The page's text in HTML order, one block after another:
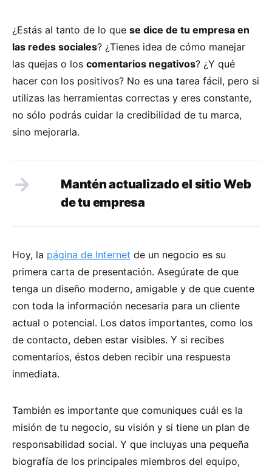
¿Estás al tanto de lo que se dice de tu empresa en
las redes sociales? ¿Tienes idea de cómo manejar
las quejas o los comentarios negativos? ¿Y qué
hacer con los positivos? No es una tarea fácil, pero si
utilizas las herramientas correctas y eres constante,
no sólo podrás cuidar la credibilidad de tu marca,
sino mejorarla.
Mantén actualizado el sitio Web
de tu empresa
Hoy, la página de Internet de un negocio es su
primera carta de presentación. Asegúrate de que
tenga un diseño moderno, amigable y de que cuente
con toda la información necesaria para un cliente
actual o potencial. Los datos importantes, como los
de contacto, deben estar visibles. Y si recibes
comentarios, éstos deben recibir una respuesta
inmediata.
También es importante que comuniques cuál es la
misión de tu negocio, su visión y si tiene un plan de
responsabilidad social. Y que incluyas una pequeña
biografía de los principales miembros del equipo,